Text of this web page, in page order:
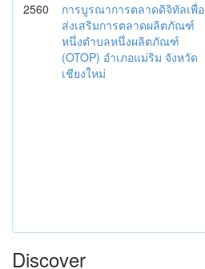
2560
การบูรณาการตลาดดิจิทัลเพื่อ
ส่งเสริมการตลาดผลิตภัณฑ์
หนึ่งตำบลหนึ่งผลิตภัณฑ์
(OTOP) อำเภอแม่ริม จังหวัด
เชียงใหม่
Discover